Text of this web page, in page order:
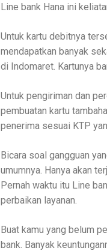
Line bank Hana ini
Untuk kartu debitnya
mendapatkan banyak
di Indomaret. Kartunya
Untuk pengiriman dan
pembuatan kartu
penerima sesuai KTP
Bicara soal gangguan
umumnya. Hanya akan
Pernah waktu itu Line
perbaikan layanan.
Buat kamu yang belum
bank. Banyak